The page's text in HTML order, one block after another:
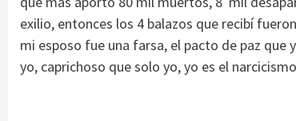
exilio, entonces los 4 balazos que recibí
mi esposo fue una farsa, el pacto de paz que
yo, caprichoso que solo yo, yo es el